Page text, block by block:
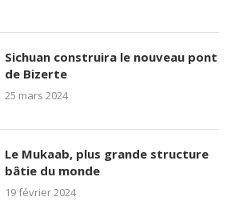
Sichuan construira le nouveau pont
de Bizerte
25 mars 2024
Le Mukaab, plus grande structure
bâtie du monde
19 février 2024